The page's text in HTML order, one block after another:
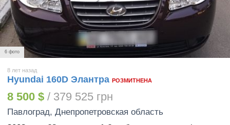
6 фото
8 лет назад
Hyundai 160D Элантра РОЗМИТНЕНА
8 500 $ / 379 525 грн
Павлоград, Днепропетровская область